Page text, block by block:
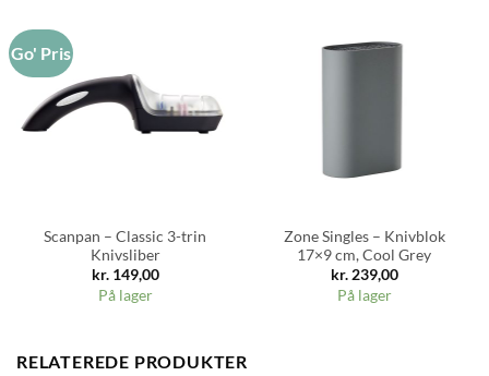
Go' Pris
Scanpan – Classic 3-trin
Knivsliber
kr.149,00
På lager
Zone Singles – Knivblok
17×9 cm, Cool Grey
kr.239,00
På lager
RELATEREDE PRODUKTER